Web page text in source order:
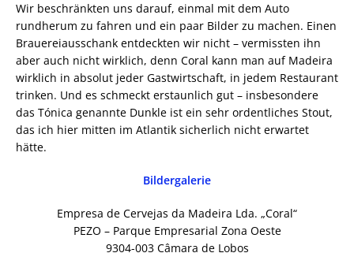
Wir beschränkten uns darauf, einmal mit dem Auto
rundherum zu fahren und ein paar Bilder zu machen. Einen
Brauereiausschank entdeckten wir nicht – vermissten ihn
aber auch nicht wirklich, denn Coral kann man auf Madeira
wirklich in absolut jeder Gastwirtschaft, in jedem Restaurant
trinken. Und es schmeckt erstaunlich gut – insbesondere
das Tónica genannte Dunkle ist ein sehr ordentliches Stout,
das ich hier mitten im Atlantik sicherlich nicht erwartet
hätte.
Bildergalerie
Empresa de Cervejas da Madeira Lda. „Coral“
PEZO – Parque Empresarial Zona Oeste
9304-003 Câmara de Lobos